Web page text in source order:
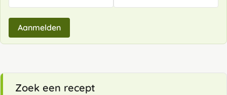
Aanmelden
Zoek een recept